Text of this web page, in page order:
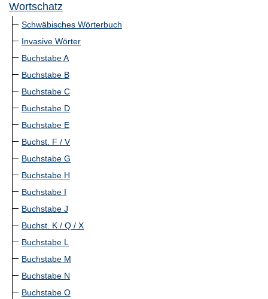
Wortschatz
Schwäbisches Wörterbuch
Invasive Wörter
Buchstabe A
Buchstabe B
Buchstabe C
Buchstabe D
Buchstabe E
Buchst. F / V
Buchstabe G
Buchstabe H
Buchstabe I
Buchstabe J
Buchst. K / Q / X
Buchstabe L
Buchstabe M
Buchstabe N
Buchstabe O